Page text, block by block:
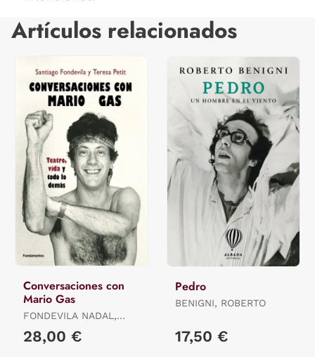
Artículos relacionados
Conversaciones con
Mario Gas
FONDEVILA NADAL,
BOZZO, TERESA
28,00 €
Pedro
BENIGNI, ROBERTO
17,50 €